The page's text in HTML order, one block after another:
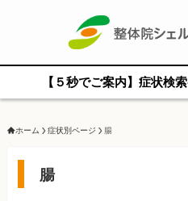
【５秒でご案内】症状検
ホーム 症状別ページ 腸
腸